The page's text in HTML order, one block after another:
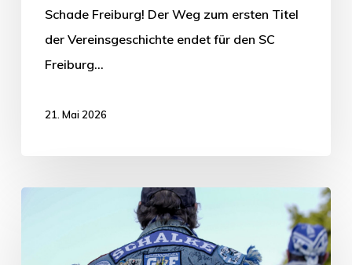
Schade Freiburg! Der Weg zum ersten Titel
der Vereinsgeschichte endet für den SC
Freiburg…
21. Mai 2026